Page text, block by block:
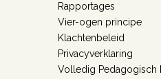
Rapportages
Vier-ogen principe
Klachtenbeleid
Privacyverklaring
Volledig Pedagogisch